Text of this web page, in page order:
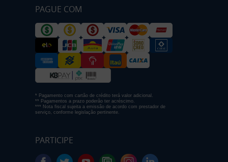
PAGUE COM
* Pagamento com cartão de crédito terá valor adicional.
** Pagamentos a prazo poderão ter acréscimo.
*** Nota fiscal sujeita a emissão de acordo com prestador de
serviço, conforme legislação pertinente.
PARTICIPE